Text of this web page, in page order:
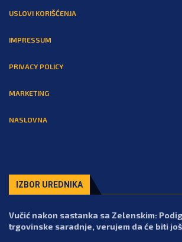
USLOVI KORIŠĆENJA
IMPRESSUM
PRIVACY POLICY
MARKETING
NASLOVNA
IZBOR UREDNIKA
Vučić nakon sastanka sa Zelenskim:
trgovinske saradnje, verujem da će biti